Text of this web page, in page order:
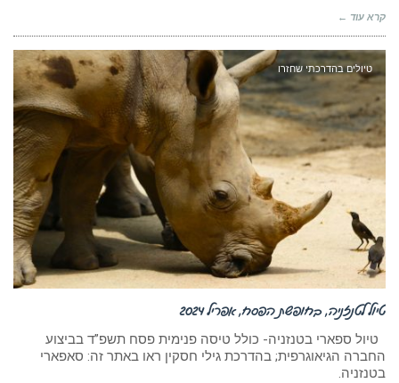
קרא עוד ←
טיולים בהדרכתי שחזרו
טיול לטנזניה, בחופשת הפסח, אפריל 2024
טיול ספארי בטנזניה- כולל טיסה פנימית פסח תשפ”ד בביצוע
החברה הגיאוגרפית; בהדרכת גילי חסקין ראו באתר זה: סאפארי
בטנזניה.